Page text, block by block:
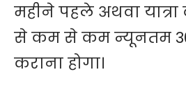
महीने पहले अथवा
से कम से कम न्यूनतम
कराना होगा।